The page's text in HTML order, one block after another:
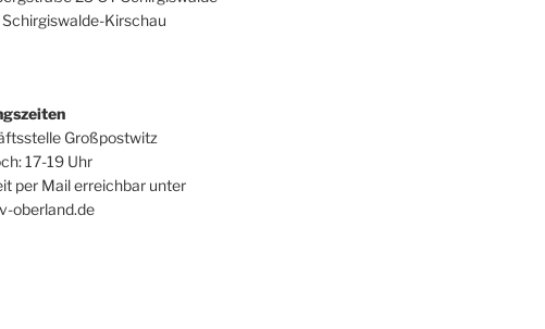
Kirschau
Großpostwitz
17-19 Uhr
per Mail erreichbar unter
oberland.de